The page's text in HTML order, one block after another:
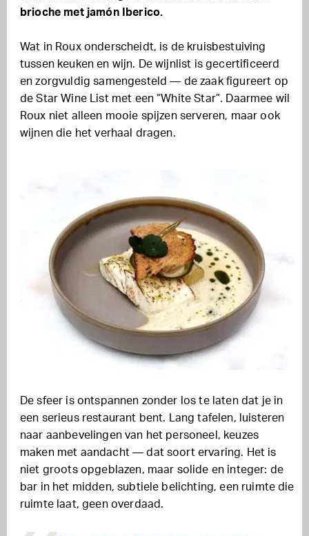
brioche met jamón Iberico.
Wat in Roux onderscheidt, is de kruisbestuiving
tussen keuken en wijn. De wijnlist is gecertificeerd
en zorgvuldig samengesteld — de zaak figureert op
de Star Wine List met een “White Star”. Daarmee wil
Roux niet alleen mooie spijzen serveren, maar ook
wijnen die het verhaal dragen.
De sfeer is ontspannen zonder los te laten dat je in
een serieus restaurant bent. Lang tafelen, luisteren
naar aanbevelingen van het personeel, keuzes
maken met aandacht — dat soort ervaring. Het is
niet groots opgeblazen, maar solide en integer: de
bar in het midden, subtiele belichting, een ruimte die
ruimte laat, geen overdaad.